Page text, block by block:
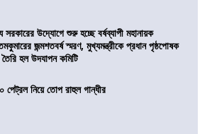
সরকারের উদ্যোগে শুরু হচ্ছে বর্ষব্যাপী মহানায়ক
জন্মশতবর্ষ স্মরণ, মুখ্যমন্ত্রীকে প্রধান পৃষ্ঠপোষক
হল উদযাপন কমিটি
পেট্রল নিয়ে তোপ রাহুল গান্ধীর